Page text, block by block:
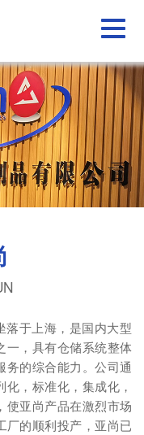
落于上海，是国内大型
一，具有仓储系统整体
的综合能力。公司通
，标准化，集成化，
使亚尚产品在激烈市场
厂的顺利投产，亚尚已